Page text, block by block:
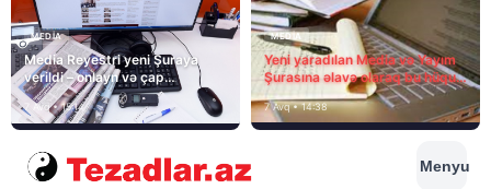
MEDİA
Media Reyestri yeni Şuraya
verildi – onlayn və çap
mediasını nə gözləyir?
7 Avq • 15:14
MEDİA
Yeni yaradılan Media və Yayım
Şurasına əlavə olaraq bu hüquq
və vəzifələr də verilib
7 Avq • 14:38
Menyu